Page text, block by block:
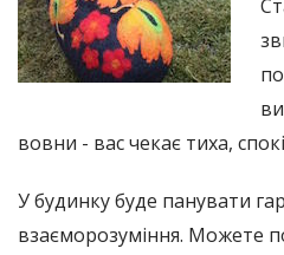
вовни - вас чекає тиха,
У будинку буде панувати
взаєморозуміння. Можете